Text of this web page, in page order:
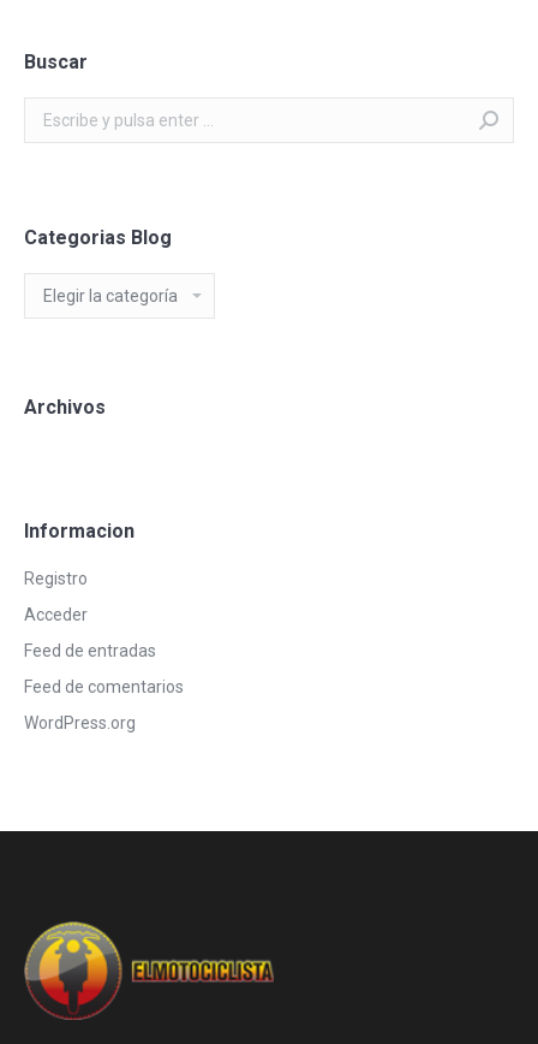
Buscar
Categorias Blog
Blog
Archivos
Informacion
Registro
Acceder
Feed de entradas
Feed de comentarios
WordPress.org